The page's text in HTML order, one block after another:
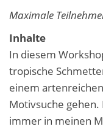
Maximale
Inhalte
In diesem
tropische
einem
Motivsuche gehen.
immer in meinen